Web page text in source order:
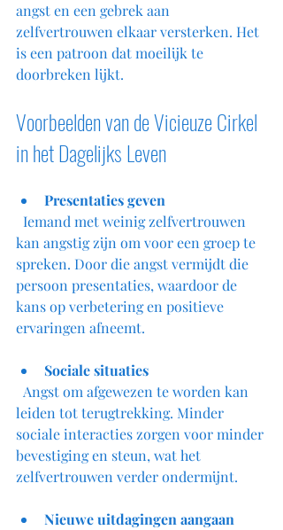
angst en een gebrek aan
zelfvertrouwen elkaar versterken. Het
is een patroon dat moeilijk te
doorbreken lijkt.
Voorbeelden van de Vicieuze Cirkel
in het Dagelijks Leven
Presentaties geven
kan angstig zijn om voor een groep te
spreken. Door die angst vermijdt die
persoon presentaties, waardoor de
kans op verbetering en positieve
ervaringen afneemt.
Sociale situaties
leiden tot terugtrekking. Minder
sociale interacties zorgen voor minder
bevestiging en steun, wat het
zelfvertrouwen verder ondermijnt.
Nieuwe uitdagingen aangaan